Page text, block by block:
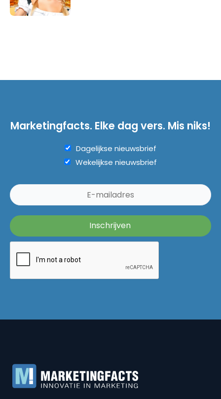
Marketingfacts. Elke dag vers. Mis niks!
Dagelijkse nieuwsbrief
Wekelijkse nieuwsbrief